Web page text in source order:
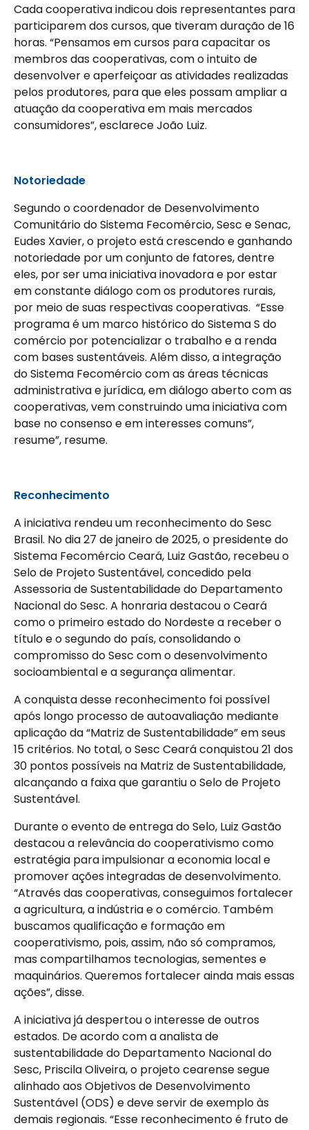
Cada cooperativa indicou dois representantes para
participarem dos cursos, que tiveram duração de 16
horas. “Pensamos em cursos para capacitar os
membros das cooperativas, com o intuito de
desenvolver e aperfeiçoar as atividades realizadas
pelos produtores, para que eles possam ampliar a
atuação da cooperativa em mais mercados
consumidores”, esclarece João Luiz.
Notoriedade
Segundo o coordenador de Desenvolvimento
Comunitário do Sistema Fecomércio, Sesc e Senac,
Eudes Xavier, o projeto está crescendo e ganhando
notoriedade por um conjunto de fatores, dentre
eles, por ser uma iniciativa inovadora e por estar
em constante diálogo com os produtores rurais,
por meio de suas respectivas cooperativas. “Esse
programa é um marco histórico do Sistema S do
comércio por potencializar o trabalho e a renda
com bases sustentáveis. Além disso, a integração
do Sistema Fecomércio com as áreas técnicas
administrativa e jurídica, em diálogo aberto com as
cooperativas, vem construindo uma iniciativa com
base no consenso e em interesses comuns”,
resume”, resume.
Reconhecimento
A iniciativa rendeu um reconhecimento do Sesc
Brasil. No dia 27 de janeiro de 2025, o presidente do
Sistema Fecomércio Ceará, Luiz Gastão, recebeu o
Selo de Projeto Sustentável, concedido pela
Assessoria de Sustentabilidade do Departamento
Nacional do Sesc. A honraria destacou o Ceará
como o primeiro estado do Nordeste a receber o
título e o segundo do país, consolidando o
compromisso do Sesc com o desenvolvimento
socioambiental e a segurança alimentar.
A conquista desse reconhecimento foi possível
após longo processo de autoavaliação mediante
aplicação da “Matriz de Sustentabilidade” em seus
15 critérios. No total, o Sesc Ceará conquistou 21 dos
30 pontos possíveis na Matriz de Sustentabilidade,
alcançando a faixa que garantiu o Selo de Projeto
Sustentável.
Durante o evento de entrega do Selo, Luiz Gastão
destacou a relevância do cooperativismo como
estratégia para impulsionar a economia local e
promover ações integradas de desenvolvimento.
“Através das cooperativas, conseguimos fortalecer
a agricultura, a indústria e o comércio. Também
buscamos qualificação e formação em
cooperativismo, pois, assim, não só compramos,
mas compartilhamos tecnologias, sementes e
maquinários. Queremos fortalecer ainda mais essas
ações”, disse.
A iniciativa já despertou o interesse de outros
estados. De acordo com a analista de
sustentabilidade do Departamento Nacional do
Sesc, Priscila Oliveira, o projeto cearense segue
alinhado aos Objetivos de Desenvolvimento
Sustentável (ODS) e deve servir de exemplo às
demais regionais. “Esse reconhecimento é fruto de